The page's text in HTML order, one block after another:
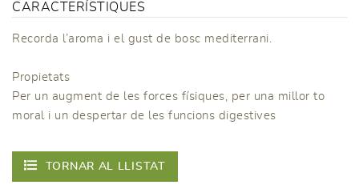
CARACTERÍSTIQUES
Recorda l’aroma i el gust de bosc mediterrani.
Propietats
Per un augment de les forces físiques, per una millor to
moral i un despertar de les funcions digestives
TORNAR AL LLISTAT